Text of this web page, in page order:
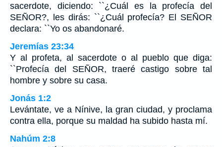
sacerdote, diciendo: ``¿Cuál es la profecía del
SEÑOR?, les dirás: ``¿Cuál profecía? El SEÑOR
declara: ``Yo os abandonaré.
Jeremías 23:34
Y al profeta, al sacerdote o al pueblo que diga:
``Profecía del SEÑOR, traeré castigo sobre tal
hombre y sobre su casa.
Jonás 1:2
Levántate, ve a Nínive, la gran ciudad, y proclama
contra ella, porque su maldad ha subido hasta mí.
Nahúm 2:8